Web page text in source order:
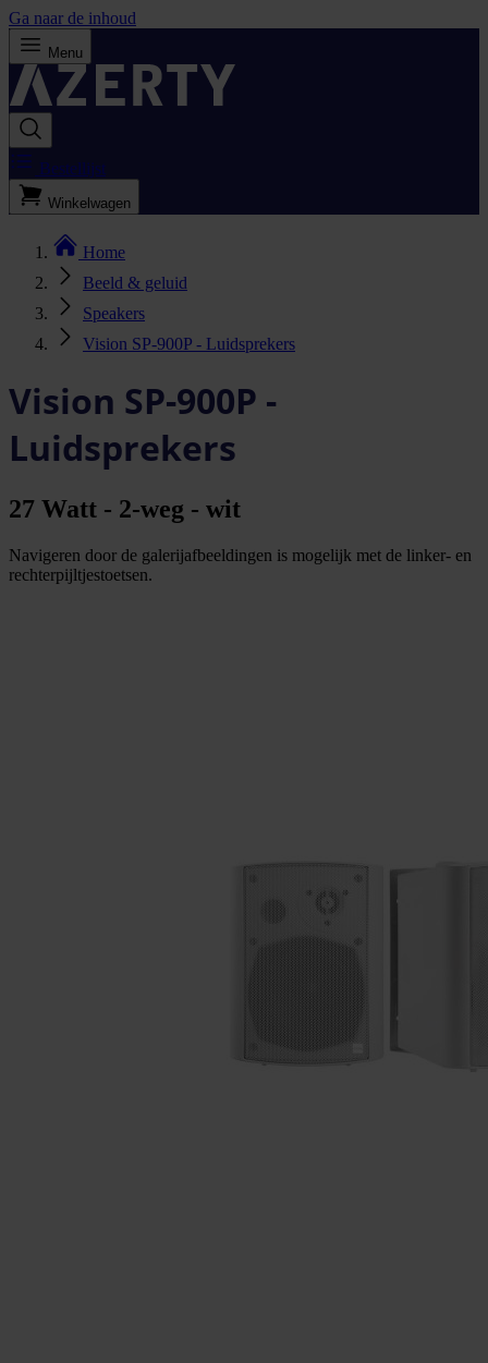
Ga naar de inhoud
Menu
Bestellijst
Winkelwagen
Home
Beeld & geluid
Speakers
Vision SP-900P - Luidsprekers
Vision SP-900P -
Luidsprekers
27 Watt - 2-weg - wit
Navigeren door de galerijafbeeldingen is mogelijk met de linker- en
rechterpijltjestoetsen.